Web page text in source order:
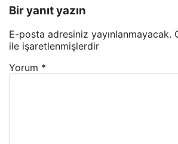
Bir yanıt yazın
E-posta adresiniz yayınlanmayacak.
ile işaretlenmişlerdir
Yorum *